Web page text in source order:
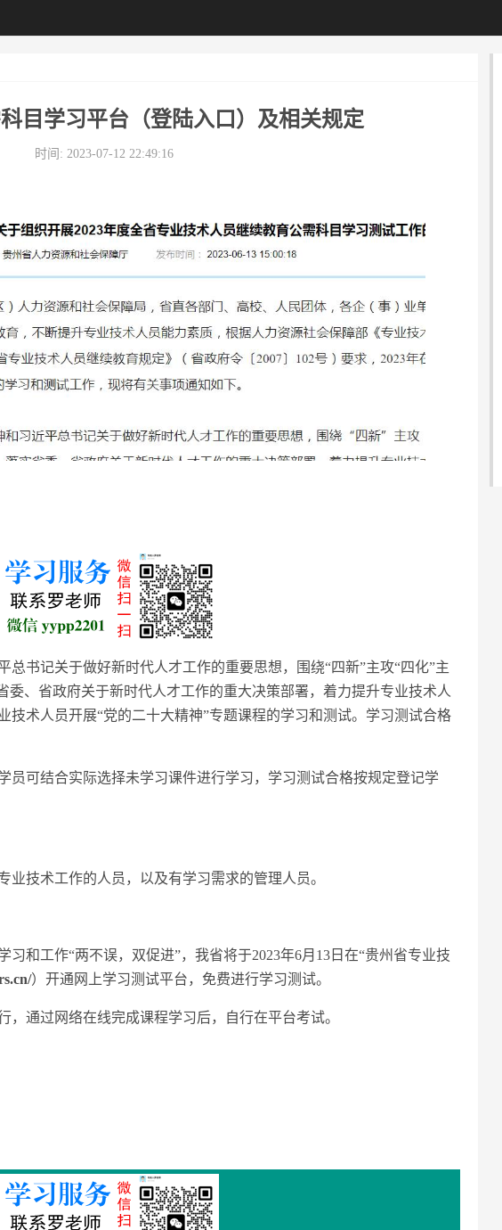
目学习平台（登陆入口）及相关规定
时间: 2023-07-12 22:49:16
总书记关于做好新时代人才工作的重要思想，围绕“四新”主攻“四化”主
委、省政府关于新时代人才工作的重大决策部署，着力提升专业技术人
技术人员开展“党的二十大精神”专题课程的学习和测试。学习测试合格
员可结合实际选择未学习课件进行学习，学习测试合格按规定登记学
技术工作的人员，以及有学习需求的管理人员。
和工作“两不误，双促进”，我省将于2023年6月13日在“贵州省专业技
）开通网上学习测试平台，免费进行学习测试。
，通过网络在线完成课程学习后，自行在平台考试。